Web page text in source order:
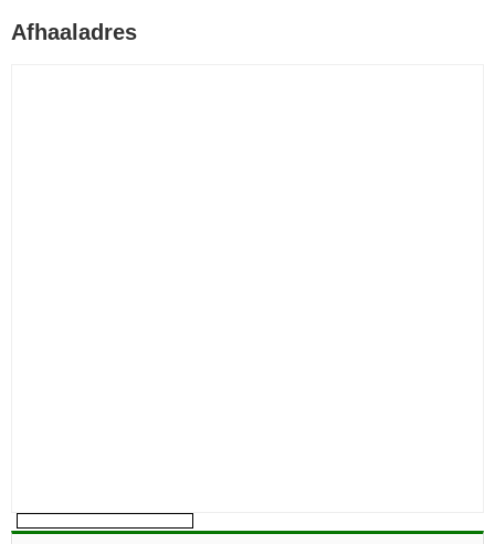
Afhaaladres